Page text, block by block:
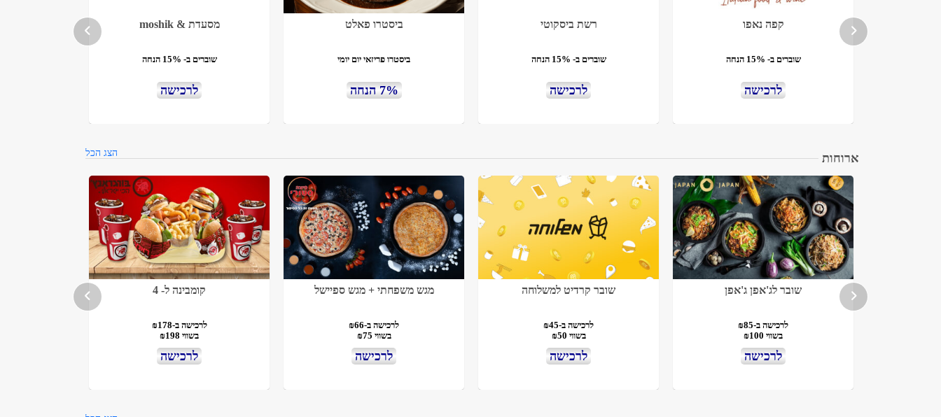
מסעדת & moshik
שוברים ב- 15% הנחה
לרכישה
ביסטרו פאלט
ביסטרו פריזאי יום יומי
7% הנחה
רשת ביסקוטי
שוברים ב- 15% הנחה
לרכישה
קפה נאפו
שוברים ב- 15% הנחה
לרכישה
ארוחות הצג הכל
קומבינה ל- 4
לרכישה ב-₪178
בשווי ₪198
לרכישה
מגש משפחתי + מגש ספיישל
לרכישה ב-₪66
בשווי ₪75
לרכישה
שובר קרדיט למשלוחה
לרכישה ב-₪45
בשווי ₪50
לרכישה
שובר לג'אפן ג'אפן
לרכישה ב-₪85
בשווי ₪100
לרכישה